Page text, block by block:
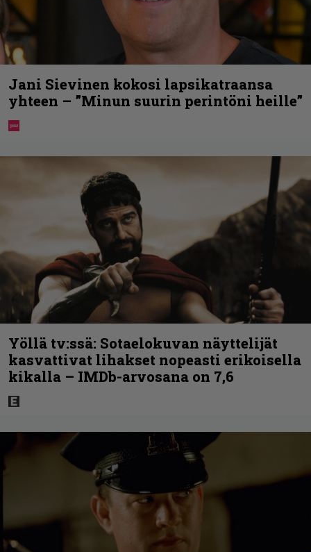
Jani Sievinen kokosi lapsikatraansa
yhteen – ”Minun suurin perintöni heille”
Yöllä tv:ssä: Sotaelokuvan näyttelijät
kasvattivat lihakset nopeasti erikoisella
kikalla – IMDb-arvosana on 7,6